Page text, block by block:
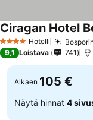
4 Tähtiluokitus
Hotelli
Ciragan Hotel
9,1 Loistava 741
Alkaen 105 €
Näytä hinnat 4